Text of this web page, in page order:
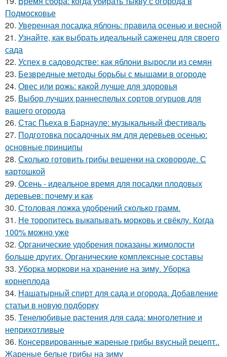
Подмосковье
20. Уверенная посадка яблонь: правила осенью и весной
21. Узнайте, как выбрать идеальный саженец для своего
сада
22. Успех в садоводстве: как яблони выросли из семян
23. Безвредные методы борьбы с мышами в огороде
24. Овес или рожь: какой лучше для здоровья
25. Выбор лучших раннеспелых сортов огурцов для
вашего огорода
26. Стас Пьеха в Барнауле: музыкальный фестиваль
27. Подготовка посадочных ям для деревьев осенью:
основные принципы
28. Сколько готовить грибы вешенки на сковороде. С
картошкой
29. Осень - идеальное время для посадки плодовых
деревьев: почему и как
30. Столовая ложка удобрений сколько грамм.
31. Не торопитесь выкапывать морковь и свёклу. Когда
100% можно уже
32. Органические удобрения показаны жимолости
больше других. Органические комплексные составы
33. Уборка моркови на хранение на зиму. Уборка
корнеплода
34. Нашатырный спирт для сада и огорода. Добавление
статьи в новую подборку
35. Тенелюбивые растения для сада: многолетние и
неприхотливые
36. Консервированные жареные грибы вкусный рецепт..
Жареные белые грибы на зиму